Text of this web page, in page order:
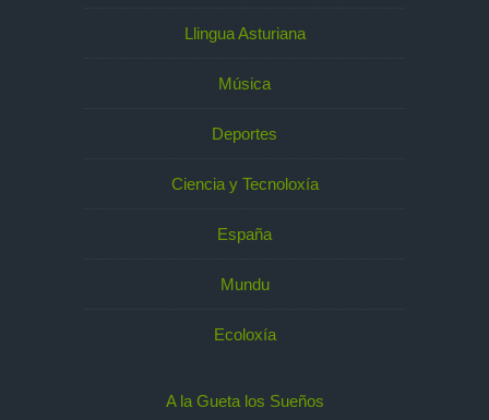
Llingua Asturiana
Música
Deportes
Ciencia y Tecnoloxía
España
Mundu
Ecoloxía
A la Gueta los Sueños